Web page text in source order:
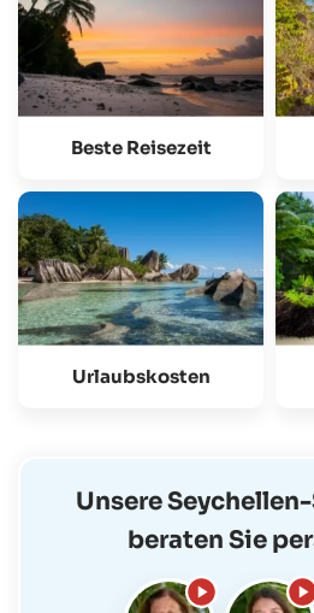
Beste Reisezeit
Urlaubskosten
Unsere
beraten Sie